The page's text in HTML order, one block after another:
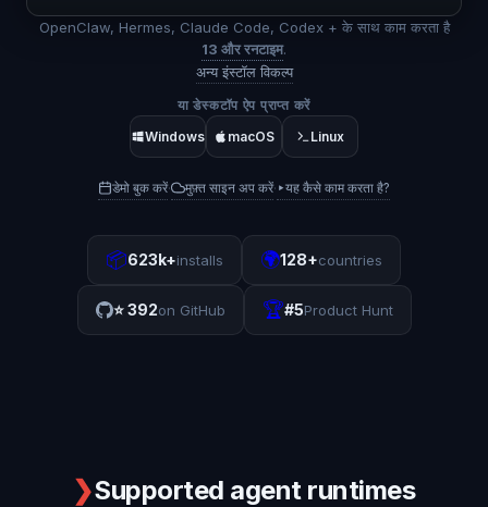
OpenClaw, Hermes, Claude Code, Codex + के साथ काम करता है
13 और रनटाइम.
अन्य इंस्टॉल विकल्प
या डेस्कटॉप ऐप प्राप्त करें
Windows
macOS Linux
डेमो बुक करें· मुफ़्त साइन अप करें· ▸यह कैसे काम करता है?
📦623k+installs 🌍128+countries
⭐392on GitHub 🏆#5Product Hunt
❯Supported agent runtimes